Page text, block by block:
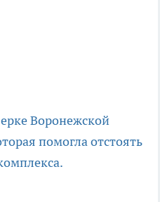
Воронежской
помогла отстоять